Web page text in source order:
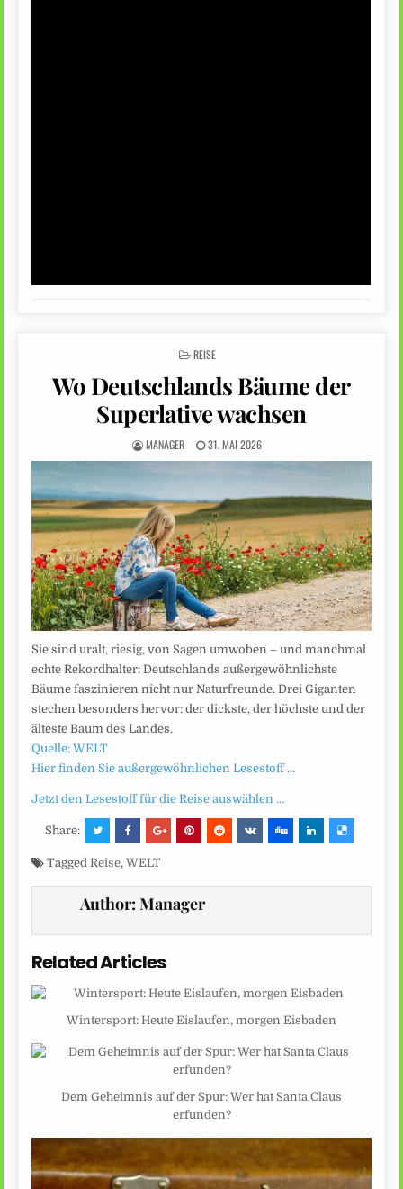
POSTED
REISE
Wo Deutschlands Bäume der
Superlative wachsen
MANAGER 31. MAI 2026
Sie sind uralt, riesig, von Sagen umwoben – und manchmal
echte Rekordhalter: Deutschlands außergewöhnlichste
Bäume faszinieren nicht nur Naturfreunde. Drei Giganten
stechen besonders hervor: der dickste, der höchste und der
älteste Baum des Landes.
Quelle: WELT
Hier finden Sie außergewöhnlichen Lesestoff …
Jetzt den Lesestoff für die Reise auswählen …
Share:
Tagged Reise,WELT
Author:Manager
Related Articles
Wintersport: Heute Eislaufen, morgen Eisbaden
Dem Geheimnis auf der Spur: Wer hat Santa Claus
erfunden?